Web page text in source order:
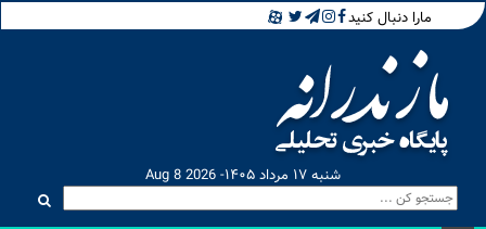
مارا دنبال کنید
شنبه ۱۷ مرداد ۱۴۰۵- Aug 8 2026